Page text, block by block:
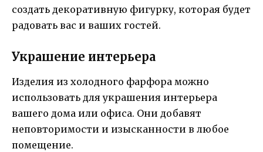
создать декоративную фигурку, которая будет
радовать вас и ваших гостей.
Украшение интерьера
Изделия из холодного фарфора можно
использовать для украшения интерьера
вашего дома или офиса. Они добавят
неповторимости и изысканности в любое
помещение.